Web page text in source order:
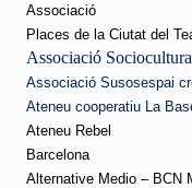
Associació
Places de la Ciutat del
Associació
Associació Susosespai
Ateneu cooperatiu La
Ateneu Rebel
Barcelona
Alternative Medio – BCN